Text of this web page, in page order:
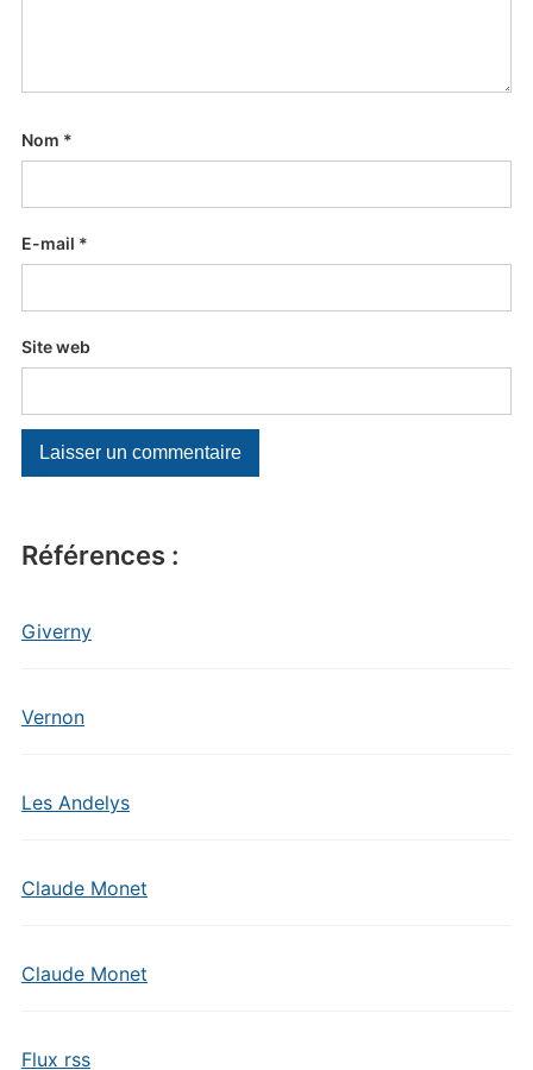
Références :
Giverny
Vernon
Les Andelys
Claude Monet
Claude Monet
Flux rss
Nom *
E-mail *
Site web